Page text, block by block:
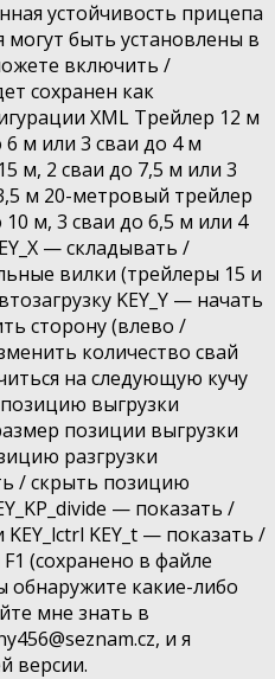
устойчивость прицепа
быть установлены в
включить /
сохранен как
XML Трейлер 12 м
м или 3 сваи до 4 м
м, 2 сваи до 7,5 м или 3
м 20-метровый трейлер
м, 3 сваи до 6,5 м или 4
— складывать /
вилки (трейлеры 15 и
KEY_Y — начать
сторону (влево /
количество свай
на следующую кучу
позицию выгрузки
позиции выгрузки
разгрузки
/ скрыть позицию
— показать /
KEY_t — показать /
(сохранено в файле
обнаружите какие-либо
мне знать в
и я
версии.